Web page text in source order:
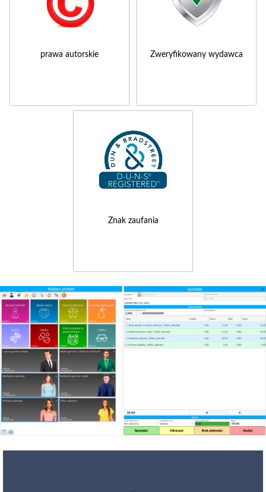
prawa autorskie Zweryfikowany wydawca
Znak zaufania